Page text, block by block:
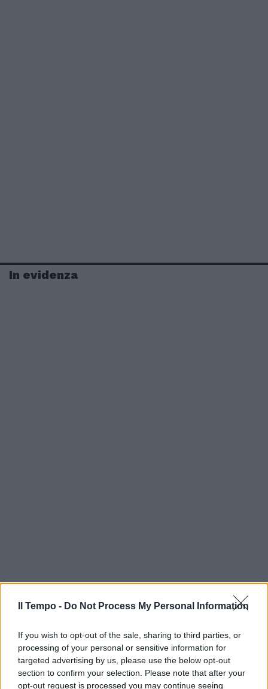
Il Tempo - Do Not Process My Personal Information
If you wish to opt-out of the sale, sharing to third parties, or
processing of your personal or sensitive information for
targeted advertising by us, please use the below opt-out
section to confirm your selection. Please note that after your
opt-out request is processed you may continue seeing
In evidenza